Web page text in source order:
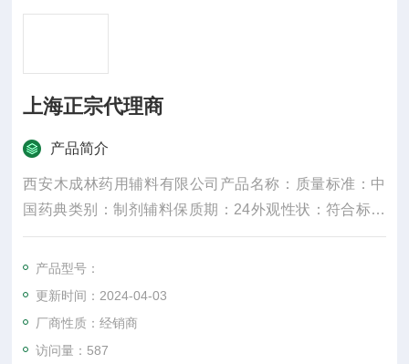
上海正宗代理商
产品简介
西安木成林药用辅料有限公司产品名称：质量标准：中
国药典类别：制剂辅料保质期：24外观性状：符合标准
规格：25kg产品名字：主要成份：颜色：白密度：300
水溶性：是适用掺量：8较低操作温度：5较高操作温
度：30包装规格：25纤维直径：15um±3是否进口：否
产品型号：
更新时间：2024-04-03
厂商性质：经销商
访问量：587